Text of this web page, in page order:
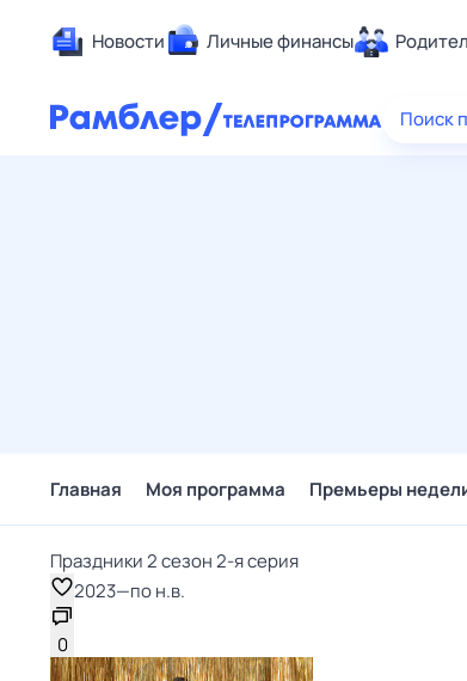
Новости Личные финансы
Поиск
Главная Моя программа Премьеры
Праздники 2 сезон 2-я серия
2023—по н.в.
0